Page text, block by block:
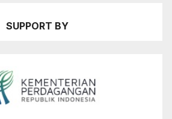
SUPPORT BY